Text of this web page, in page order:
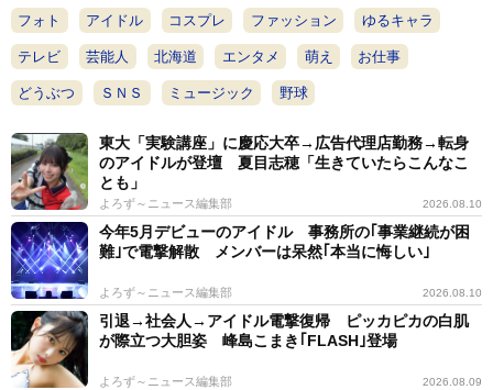
フォト アイドル コスプレ ファッション ゆるキャラ
テレビ 芸能人 北海道 エンタメ 萌え お仕事
どうぶつ ＳＮＳ ミュージック 野球
東大「実験講座」に慶応大卒→広告代理店勤務→転身
のアイドルが登壇 夏目志穂「生きていたらこんなこ
とも」
よろず～ニュース編集部 2026.08.10
今年5月デビューのアイドル 事務所の｢事業継続が困
難｣で電撃解散 メンバーは呆然｢本当に悔しい｣
よろず～ニュース編集部 2026.08.10
引退→社会人→アイドル電撃復帰 ピッカピカの白肌
が際立つ大胆姿 峰島こまき｢FLASH｣登場
よろず～ニュース編集部 2026.08.09